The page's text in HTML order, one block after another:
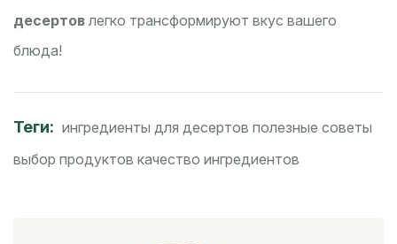
десертов легко трансформируют вкус вашего
блюда!
Теги: ингредиенты для десертов полезные советы
выбор продуктов качество ингредиентов